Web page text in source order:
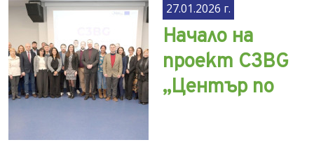
27.01.2026 г.
Начало на
проект C3BG
„Център по